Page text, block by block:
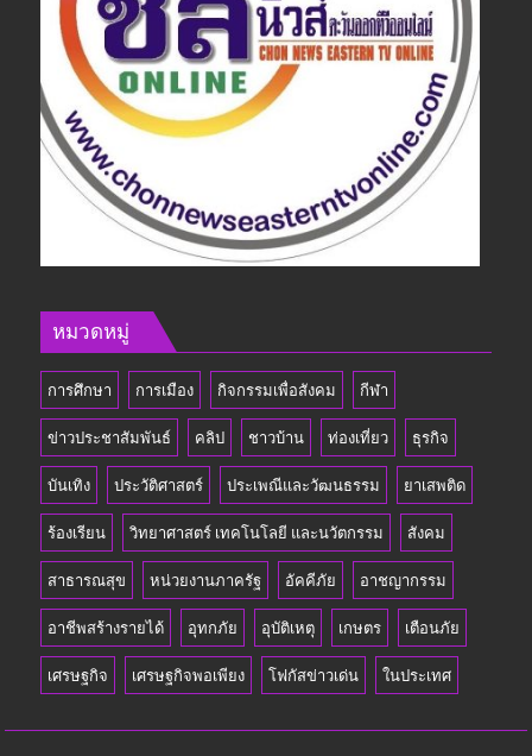
หมวดหมู่
การศึกษา การเมือง กิจกรรมเพื่อสังคม กีฬา
ข่าวประชาสัมพันธ์ คลิป ชาวบ้าน ท่องเที่ยว ธุรกิจ
บันเทิง ประวัติศาสตร์ ประเพณีและวัฒนธรรม ยาเสพติด
ร้องเรียน วิทยาศาสตร์ เทคโนโลยี และนวัตกรรม สังคม
สาธารณสุข หน่วยงานภาครัฐ อัคคีภัย อาชญากรรม
อาชีพสร้างรายได้ อุทกภัย อุบัติเหตุ เกษตร เตือนภัย
เศรษฐกิจ เศรษฐกิจพอเพียง โฟกัสข่าวเด่น ในประเทศ